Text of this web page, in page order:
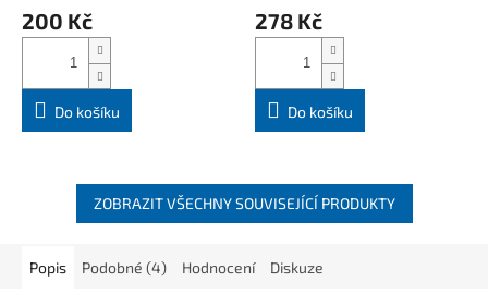
200 Kč
Do košíku
278 Kč
Do košíku
ZOBRAZIT VŠECHNY SOUVISEJÍCÍ PRODUKTY
Popis Podobné (4) Hodnocení Diskuze